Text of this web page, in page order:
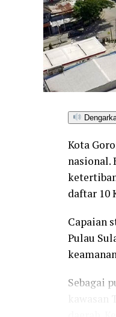
Kota
nasional.
daftar 10
Capaian
Pulau
Sebagai